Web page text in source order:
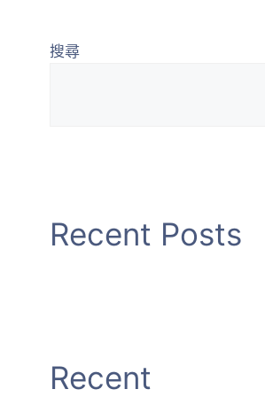
搜尋
Recent Posts
Recent